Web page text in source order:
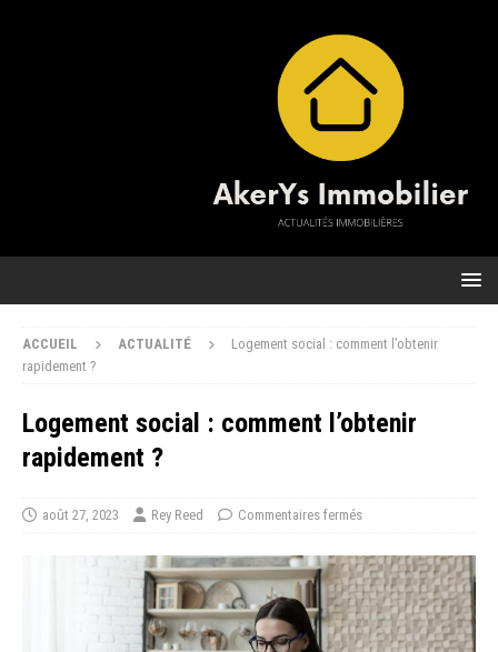
ACCUEIL ACTUALITÉ
Logement social : comment l’obtenir
rapidement ?
Logement social : comment l’obtenir
rapidement ?
août 27, 2023 Rey Reed Commentaires fermés